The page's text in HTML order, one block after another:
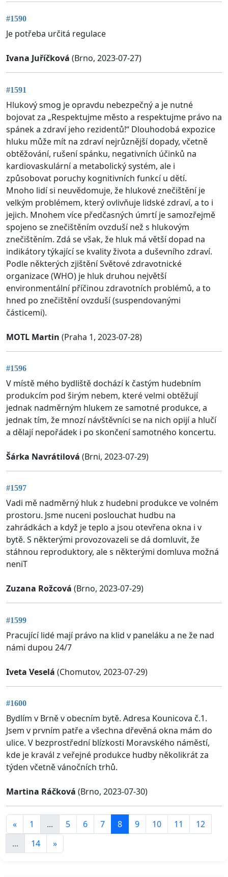
#1590
Je potřeba určitá regulace
Ivana Juříčková (Brno, 2023-07-27)
#1591
Hlukový smog je opravdu nebezpečný a je nutné
bojovat za „Respektujme město a respektujme právo na
spánek a zdraví jeho rezidentů!“ Dlouhodobá expozice
hluku může mít na zdraví nejrůznější dopady, včetně
obtěžování, rušení spánku, negativních účinků na
kardiovaskulární a metabolický systém, ale i
způsobovat poruchy kognitivních funkcí u dětí.
Mnoho lidí si neuvědomuje, že hlukové znečištění je
velkým problémem, který ovlivňuje lidské zdraví, a to i
jejich. Mnohem více předčasných úmrtí je samozřejmě
spojeno se znečištěním ovzduší než s hlukovým
znečištěním. Zdá se však, že hluk má větší dopad na
indikátory týkající se kvality života a duševního zdraví.
Podle některých zjištění Světové zdravotnické
organizace (WHO) je hluk druhou největší
environmentální příčinou zdravotních problémů, a to
hned po znečištění ovzduší (suspendovanými
částicemi).
MOTL Martin (Praha 1, 2023-07-28)
#1596
V místě mého bydliště dochází k častým hudebním
produkcím pod širým nebem, které velmi obtěžují
jednak nadměrným hlukem ze samotné produkce, a
jednak tím, že mnozí návštěvníci se na nich opijí a hlučí
a dělají nepořádek i po skončení samotného koncertu.
Šárka Navrátilová (Brni, 2023-07-29)
#1597
Vadi mě nadměrný hluk z hudebni produkce ve volném
prostoru. Jsme nuceni poslouchat hudbu na
zahrádkách a když je teplo a jsou otevřena okna i v
bytě. S některými provozovazeli se dá domluvit, že
stáhnou reproduktory, ale s některými domluva možná
neniT
Zuzana Rožcová (Brno, 2023-07-29)
#1599
Pracující lidé mají právo na klid v paneláku a ne že nad
námi dupou 24/7
Iveta Veselá (Chomutov, 2023-07-29)
#1600
Bydlím v Brně v obecním bytě. Adresa Kounicova č.1.
Jsem v prvním patře a všechna dřevěná okna mám do
ulice. V bezprostřední blízkosti Moravského náměstí,
kde je kravál z veřejné produkce hudby několikrát za
týden včetně vánočních trhů.
Martina Ráčková (Brno, 2023-07-30)
« 1 ... 5 6 7 8 9 10 11
12
...
14 »